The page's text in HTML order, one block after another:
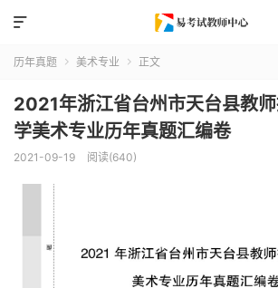

历年真题  美术专业  正文
2021年浙江省台州市天台县教
学美术专业历年真题汇编卷
2021-09-19 阅读(640)